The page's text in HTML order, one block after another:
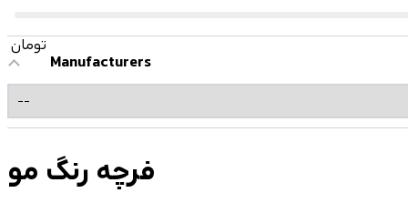
تومان
Manufacturers
فرچه رنگ مو